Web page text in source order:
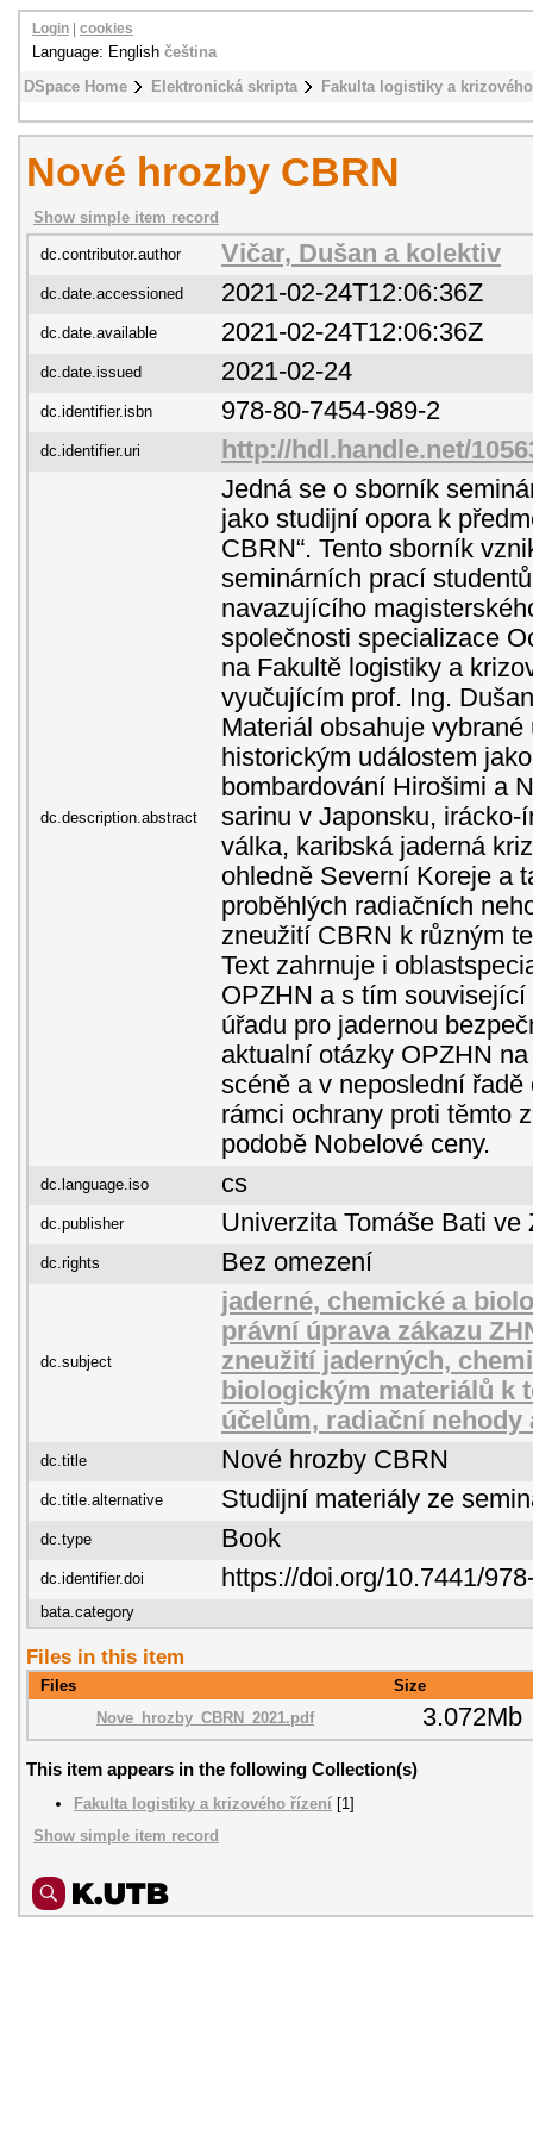
DSpace Home Elektronická skripta Fakulta logistiky a
Login cookies
Language: English čeština
Nové hrozby CBRN
Show simple item record
dc.contributor.author Vičar, Dušan a kolektiv
dc.date.accessioned 2021-02-24T12:06:36Z
dc.date.available 2021-02-24T12:06:36Z
dc.date.issued 2021-02-24
dc.identifier.isbn 978-80-7454-989-2
dc.identifier.uri http://hdl.handle.net/
dc.description.abstract
Jedná se o sborník
jako studijní opora k
CBRN“. Tento sborník
seminárních prací
navazujícího
společnosti specializace
na Fakultě logistiky a
vyučujícím prof. Ing.
Materiál obsahuje vybrané
historickým událostem
bombardování Hirošimi a
sarinu v Japonsku, irácko-
válka, karibská jaderná
ohledně Severní Koreje a
proběhlých radiačních
zneužití CBRN k různým
Text zahrnuje i
OPZHN a s tím
úřadu pro jadernou
aktualní otázky OPZHN
scéně a v neposlední
rámci ochrany proti těmto
podobě Nobelové ceny.
dc.language.iso cs
dc.publisher Univerzita Tomáše Bati ve
dc.rights Bez omezení
dc.subject
jaderné, chemické a
právní úprava zákazu
zneužití jaderných,
biologickým materiálů k
účelům, radiační nehody
dc.title Nové hrozby CBRN
dc.title.alternative Studijní materiály ze
dc.type Book
dc.identifier.doi https://doi.org/10.7441/
bata.category
Files in this item
Files
Size
Nove_hrozby_CBRN_2021.pdf
3.072Mb
This item appears in the following Collection(s)
Fakulta logistiky a krizového řízení [1]
Show simple item record